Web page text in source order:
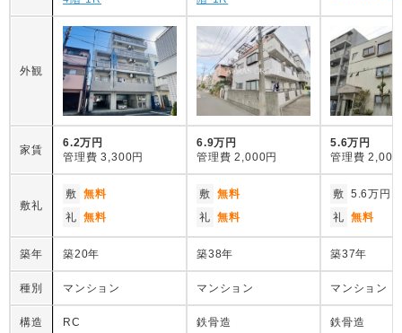
外観
家賃
6.2万円
管理費 3,300円
6.9万円
管理費 2,000円
5.6万円
管理費 2,000
敷礼
敷 無料
礼 無料
敷 無料
礼 無料
敷 5.6万円
礼 無料
築年 築20年 築38年 築37年
種別 マンション マンション マンション
構造 RC 鉄骨造 鉄骨造